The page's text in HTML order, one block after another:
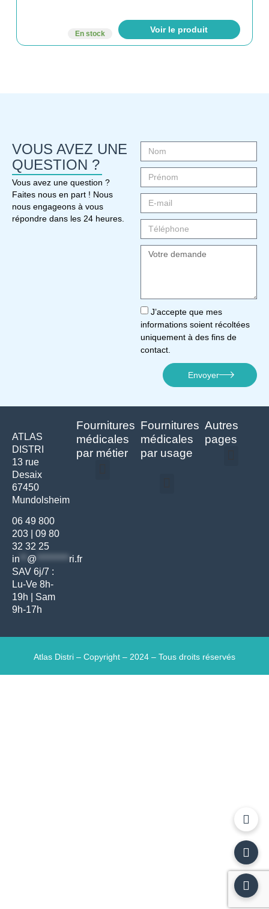
En stock Voir le produit
VOUS AVEZ UNE
QUESTION ?
Vous avez une question ?
Faites nous en part ! Nous
nous engageons à vous
répondre dans les 24 heures.
J’accepte que mes
informations soient récoltées
uniquement à des fins de
contact.
Envoyer
ATLAS
DISTRI
13 rue
Desaix
67450
Mundolsheim
06 49 800
203
09 80
32 32 25
in
@ ********* ri.fr
SAV 6j/7 :
Lu-Ve 8h-
19h | Sam
9h-17h
Fournitures
médicales
par métier
Fournitures
médicales
par usage
Autres
pages
Atlas Distri – Copyright – 2024 – Tous droits réservés